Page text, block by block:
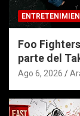
Foo
parte del
Ago 6, 2026